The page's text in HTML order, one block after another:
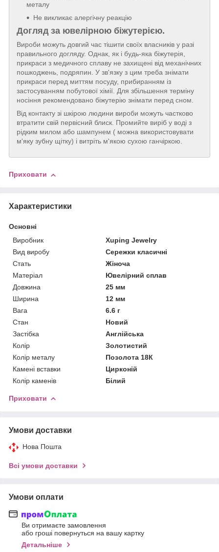
металу
Не викликає алергічну реакцію
Догляд за ювелірною біжутерією.
Вироби можуть довгий час тішити своїх власників у разі
правильного догляду. Однак, як і будь-яка біжутерія,
прикраси з медичного сплаву не захищені від механічних
пошкоджень, подряпин. У зв'язку з цим треба знімати
прикраси перед миттям посуду, прибиранням із
застосуванням побутової хімії. Для збільшення терміну
носіння рекомендовано біжутерію знімати перед сном.
Від контакту зі шкірою людини вироби можуть частково
втратити свій первісний блиск. Промийте виріб у воді з
рідким милом або шампунем ( можна використовувати
м'яку зубну щітку) і витріть м'якою сухою ганчіркою.
Приховати
Характеристики
Основні
Виробник
Xuping Jewelry
Вид виробу
Сережки класичні
Стать
Жіноча
Матеріал
Ювелірний сплав
Довжина
25 мм
Ширина
12 мм
Вага
6.6 г
Стан
Новий
Застібка
Англійська
Колір
Золотистий
Колір металу
Позолота 18К
Камені вставки
Цирконій
Колір каменів
Білий
Приховати
Умови доставки
Нова Пошта
Всі умови доставки
Умови оплати
Ви отримаєте замовлення
або гроші повернуться на вашу картку
Детальніше